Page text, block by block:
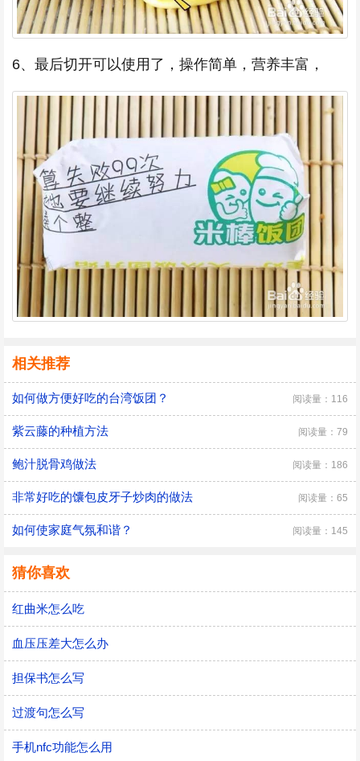
6、最后切开可以使用了，操作简单，营养丰富，
相关推荐
如何做方便好吃的台湾饭团？ 阅读量：116
紫云藤的种植方法 阅读量：79
鲍汁脱骨鸡做法 阅读量：186
非常好吃的馕包皮牙子炒肉的做法 阅读量：65
如何使家庭气氛和谐？ 阅读量：145
猜你喜欢
红曲米怎么吃
血压压差大怎么办
担保书怎么写
过渡句怎么写
手机nfc功能怎么用